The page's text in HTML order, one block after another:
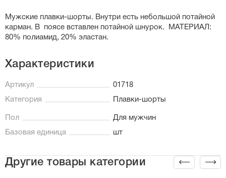
Мужские плавки-шорты. Внутри есть небольшой потайной
карман. В поясе вставлен потайной шнурок. МАТЕРИАЛ:
80% полиамид, 20% эластан.
Характеристики
Артикул 01718
Категория Плавки-шорты
Пол Для мужчин
Базовая единица шт
Другие товары категории